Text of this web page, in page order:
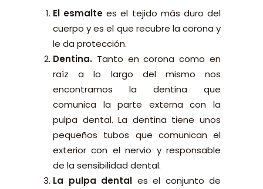
El esmalte es el tejido más duro del
cuerpo y es el que recubre la corona y
le da protección.
Dentina. Tanto en corona como en
raíz a lo largo del mismo nos
encontramos la dentina que
comunica la parte externa con la
pulpa dental. La dentina tiene unos
pequeños tubos que comunican el
exterior con el nervio y responsable
de la sensibilidad dental.
La pulpa dental es el conjunto de